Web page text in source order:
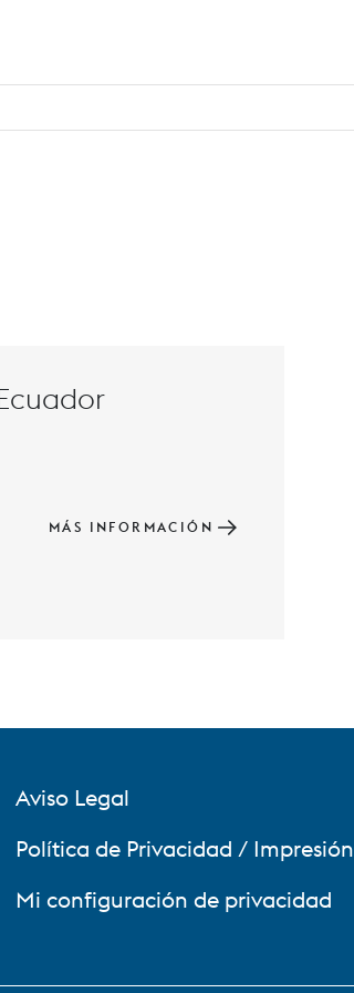
MÁS INFORMACIÓN
Aviso Legal
Política de Privacidad / Impresión
Mi configuración de privacidad